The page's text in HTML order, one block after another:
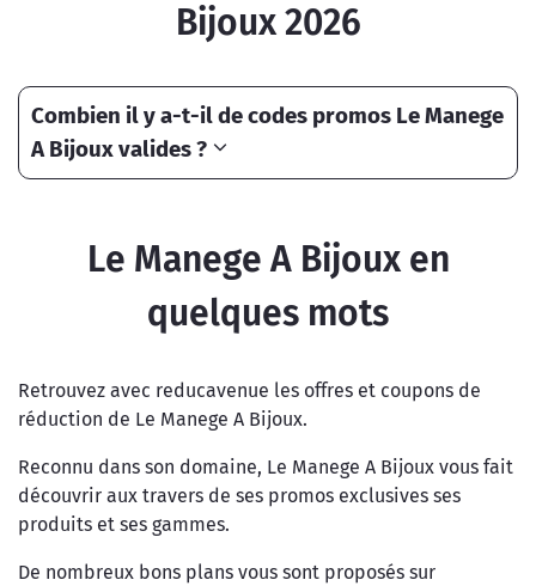
Bijoux 2026
Combien il y a-t-il de codes promos Le Manege
A Bijoux valides ?
Le Manege A Bijoux en
quelques mots
Retrouvez avec reducavenue les offres et coupons de
réduction de Le Manege A Bijoux.
Reconnu dans son domaine, Le Manege A Bijoux vous fait
découvrir aux travers de ses promos exclusives ses
produits et ses gammes.
De nombreux bons plans vous sont proposés sur